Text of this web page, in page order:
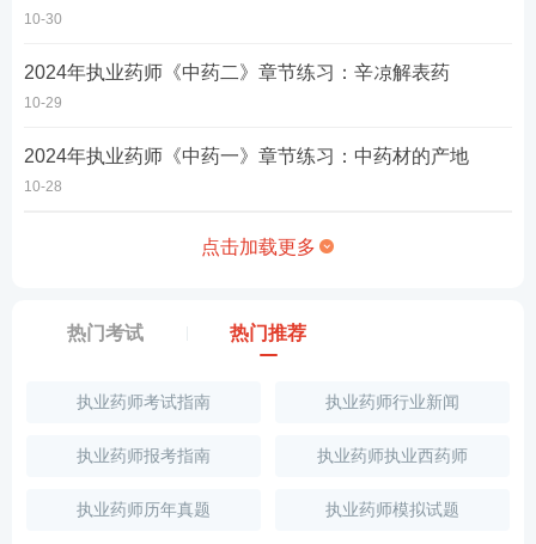
10-30
2024年执业药师《中药二》章节练习：辛凉解表药
10-29
2024年执业药师《中药一》章节练习：中药材的产地
10-28
点击加载更多
热门考试 热门推荐
执业药师考试指南 执业药师行业新闻
执业药师报考指南 执业药师执业西药师
执业药师历年真题 执业药师模拟试题